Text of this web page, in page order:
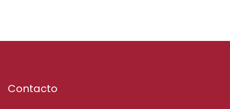
Contacto